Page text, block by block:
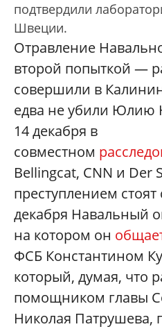
подтвердили
Швеции.
Отравление
второй попыткой —
совершили в
едва не убили Юлию
14 декабря в
совместном
Bellingcat, CNN и Der
преступлением
декабря Навальный
на котором он
ФСБ Константином
который, думая, что
помощником главы
Николая Патрушева,